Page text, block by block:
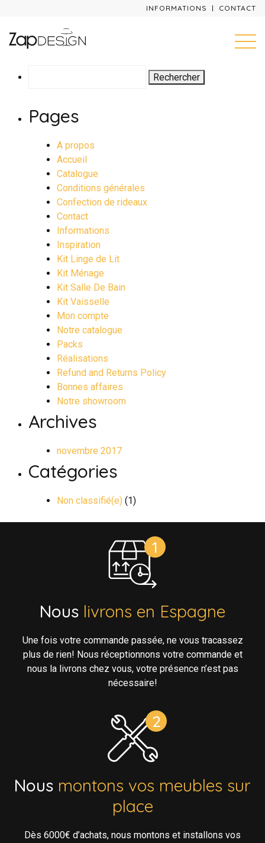
INFORMATIONS CONTACT
Pages
A propos
Accueil
Catalogue
Conditions générales
Confection de rideaux
Contact
Informations
Inspiration
Kit Linge de Lit
Kit Ménage
Kit Salle De Bain
Kit Vaisselle
Mon compte
Notre catalogue
Packs
Réalisations
Refund and Returns Policy
Bonnes affaires
Notre showroom
Archives
novembre 2017
Catégories
Non classifié(e) (1)
Nous livrons en Espagne
Une fois votre commande passée, ne vous tracassez
plus de rien! Nous réceptionnons votre commande et
nous la livrons chez vous, votre présence n’est pas
nécessaire!
Nous montons vos meubles sur
place
Dès 6000€ d’achats, nous montons et installons vos